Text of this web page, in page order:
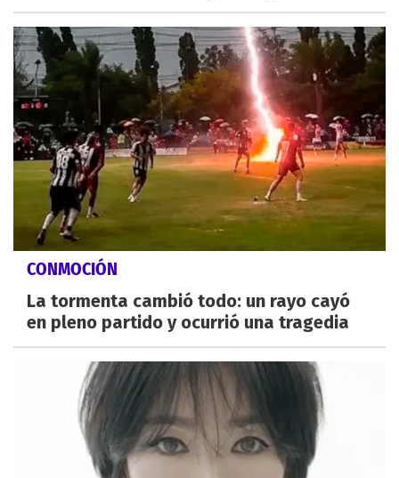
CONMOCIÓN
La tormenta cambió todo: un rayo cayó
en pleno partido y ocurrió una tragedia